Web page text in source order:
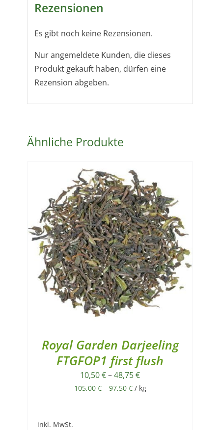
Leafbag
Teebeutel
Rezensionen
Es gibt noch keine Rezensionen.
Nur angemeldete Kunden, die dieses
Produkt gekauft haben, dürfen eine
Rezension abgeben.
Ähnliche Produkte
Royal Garden Darjeeling
FTGFOP1 first flush
10,50€–48,75€
105,00 €– 97,50 €/ kg
inkl. MwSt.